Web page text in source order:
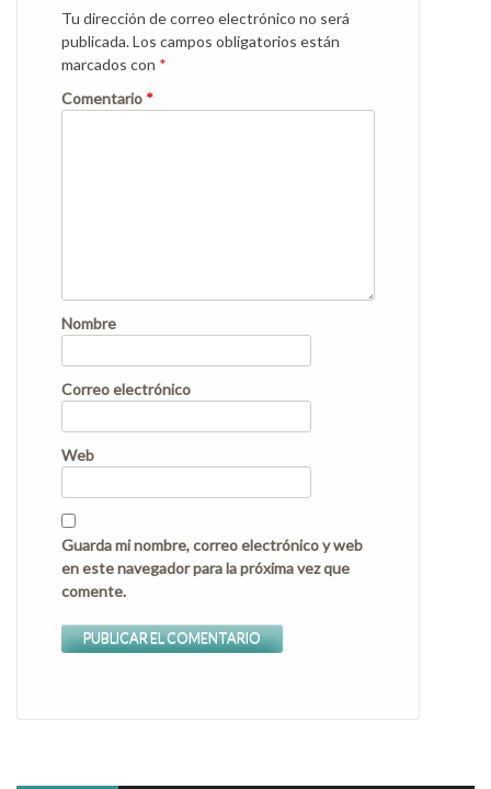
Tu dirección de correo electrónico no será
publicada.Los campos obligatorios están
marcados con *
Comentario *
Nombre
Correo electrónico
Web
Guarda mi nombre, correo electrónico y web
en este navegador para la próxima vez que
comente.